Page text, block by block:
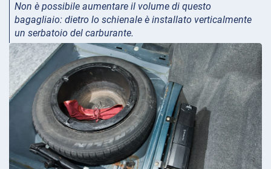
Non è possibile aumentare il volume di questo
bagagliaio: dietro lo schienale è installato verticalmente
un serbatoio del carburante.